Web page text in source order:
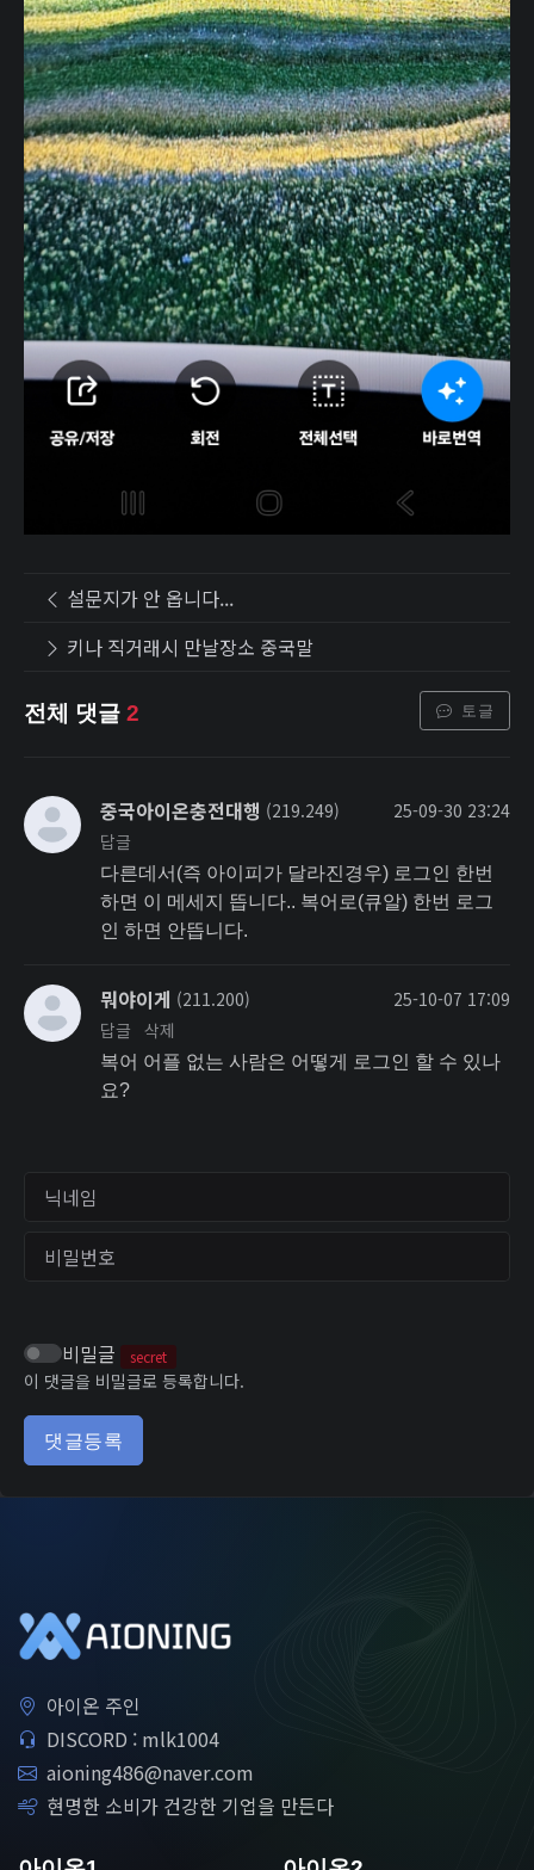
설문지가 안 옵니다...
키나 직거래시 만날장소 중국말
전체 댓글 2 토글
중국아이온충전대행 (219.249)
25-09-30 23:24
답글
다른데서(즉 아이피가 달라진경우) 로그인 한번
하면 이 메세지 뜹니다.. 복어로(큐알) 한번 로그
인 하면 안뜹니다.
뭐야이게 (211.200)
25-10-07 17:09
답글 삭제
복어 어플 없는 사람은 어떻게 로그인 할 수 있나
요?
닉네임
비밀번호
비밀글 secret
이 댓글을 비밀글로 등록합니다.
댓글등록
아이온 주인
DISCORD : mlk1004
aioning486@naver.com
현명한 소비가 건강한 기업을 만든다